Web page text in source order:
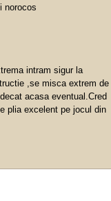
norocos
intram sigur la
,se misca extrem de
acasa eventual.Cred
plia excelent pe jocul din